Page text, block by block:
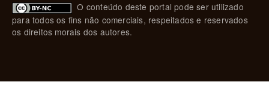
O conteúdo deste portal pode ser utilizado
para todos os fins não comerciais, respeitados e reservados
os direitos morais dos autores.